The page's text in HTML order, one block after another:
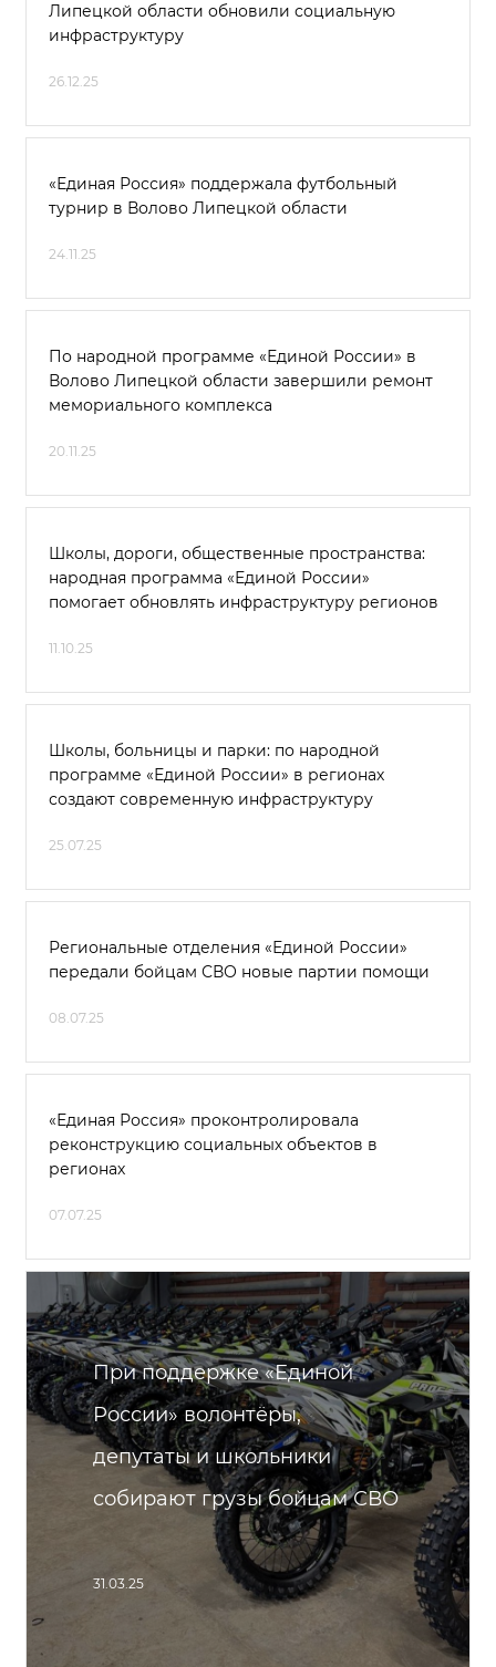
Липецкой области обновили социальную
инфраструктуру
26.12.25
«Единая Россия» поддержала футбольный
турнир в Волово Липецкой области
24.11.25
По народной программе «Единой России» в
Волово Липецкой области завершили ремонт
мемориального комплекса
20.11.25
Школы, дороги, общественные пространства:
народная программа «Единой России»
помогает обновлять инфраструктуру регионов
11.10.25
Школы, больницы и парки: по народной
программе «Единой России» в регионах
создают современную инфраструктуру
25.07.25
Региональные отделения «Единой России»
передали бойцам СВО новые партии помощи
08.07.25
«Единая Россия» проконтролировала
реконструкцию социальных объектов в
регионах
07.07.25
При поддержке «Единой
России» волонтёры,
депутаты и школьники
собирают грузы бойцам СВО
31.03.25